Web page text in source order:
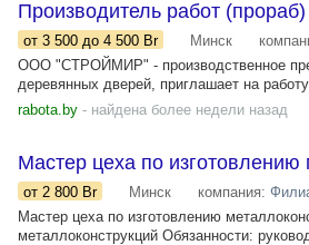
Производитель работ
от 3 500 до 4 500 Br Минск
ООО "СТРОЙМИР" - производственное
деревянных дверей, приглашает на
rabota.by - найдена более недели назад
Мастер цеха по изготовлению
от 2 800 Br Минск компания:
Мастер цеха по изготовлению
металлоконструкций Обязанности: